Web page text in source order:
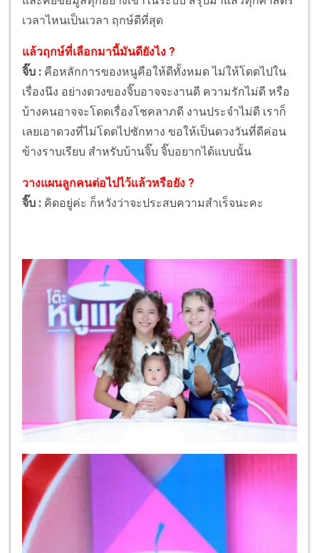
เวลาไหนเป็นเวลา ฤกษ์ดีที่สุด
แล้วฤกษ์ที่เลือกมานี้มันดียังไง ?
จิ๊บ : คือหลักการของหนูคือให้ดีทั้งหมด ไม่ให้โดดไปใน
เรื่องนึง อย่างดวงของจิ๊บอาจจะงานดี ความรักไม่ดี หรือ
บ้างคนอาจจะโดดเรื่องโชคลาภดี งานประจำไม่ดี เราก็
เลยเอาดวงที่ไม่โดดไปซักทาง ขอให้เป็นดวงวันที่ดีค่อน
ข้างราบเรียบ สำหรับบ้านจิ๊บ จิ๊บอยากได้แบบนั้น
วางแผนลูกคนต่อไปไว้แล้วหรือยัง ?
จิ๊บ : คิดอยู่ค่ะ ก็หวังว่าจะประสบความสำเร็จนะคะ